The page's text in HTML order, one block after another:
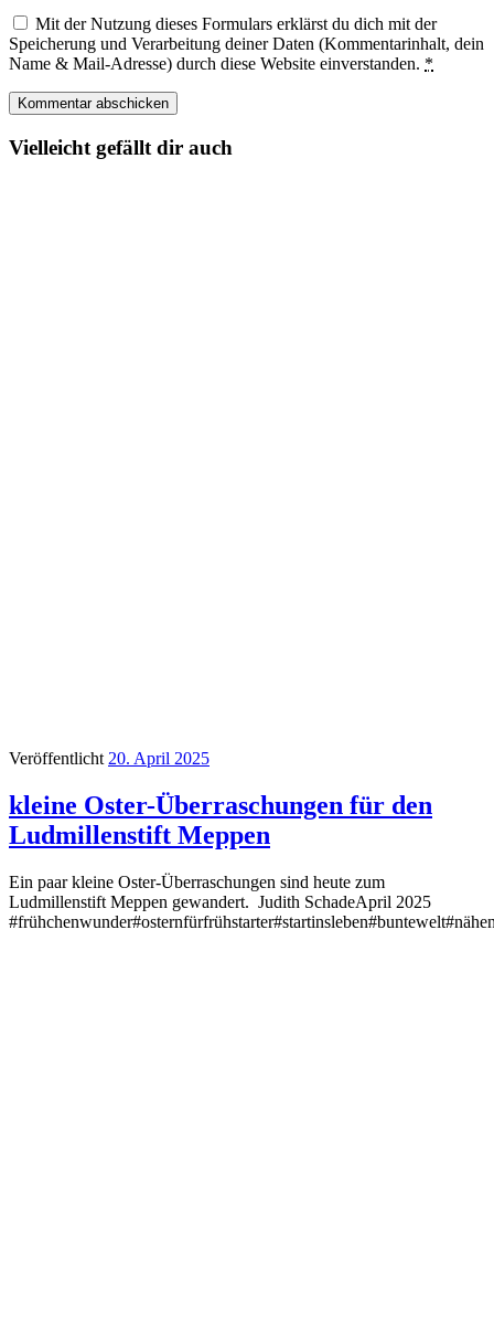
Mit der Nutzung dieses Formulars erklärst du dich mit der
Speicherung und Verarbeitung deiner Daten (Kommentarinhalt, dein
Name & Mail-Adresse) durch diese Website einverstanden. *
Vielleicht gefällt dir auch
Veröffentlicht 20. April 2025
kleine Oster-Überraschungen für den
Ludmillenstift Meppen
Ein paar kleine Oster-Überraschungen sind heute zum
Ludmillenstift Meppen gewandert. Judith SchadeApril 2025